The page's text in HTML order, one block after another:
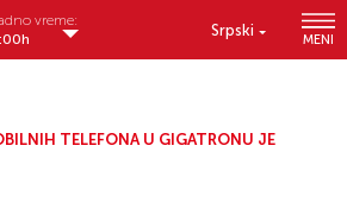
Srpski
MENI
vreme:
TELEFONA U GIGATRONU JE